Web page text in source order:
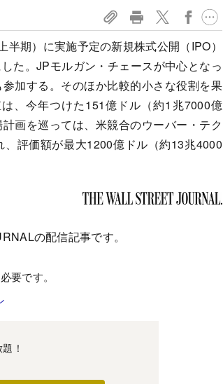
期）に実施予定の新規株式公開（IPO）
た。JPモルガン・チェースが中心となっ
加する。そのほか比較的小さな役割を果
、今年つけた151億ドル（約1兆7000億
画を巡っては、米競合のウーバー・テク
評価額が最大1200億ドル（約13兆4000
の配信記事です。
要です。
！